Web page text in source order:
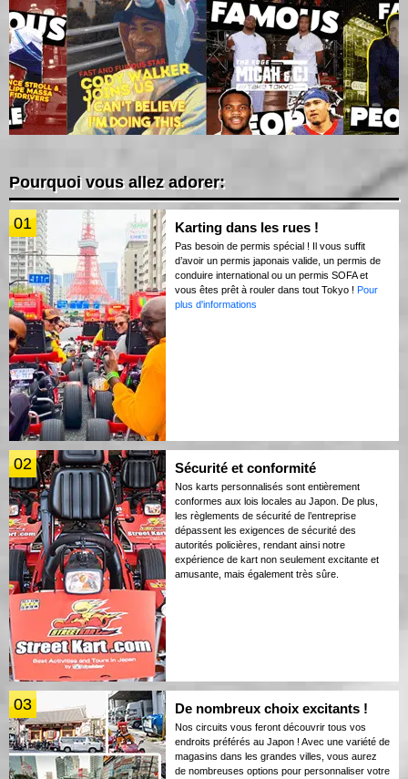
Pourquoi vous allez adorer:
01 Karting dans les rues !
Pas besoin de permis spécial ! Il vous suffit
d’avoir un permis japonais valide, un permis de
conduire international ou un permis SOFA et
vous êtes prêt à rouler dans tout Tokyo ! Pour
plus d'informations
02 Sécurité et conformité
Nos karts personnalisés sont entièrement
conformes aux lois locales au Japon. De plus,
les règlements de sécurité de l’entreprise
dépassent les exigences de sécurité des
autorités policières, rendant ainsi notre
expérience de kart non seulement excitante et
amusante, mais également très sûre.
03 De nombreux choix excitants !
Nos circuits vous feront découvrir tous vos
endroits préférés au Japon ! Avec une variété de
magasins dans les grandes villes, vous aurez
de nombreuses options pour personnaliser votre